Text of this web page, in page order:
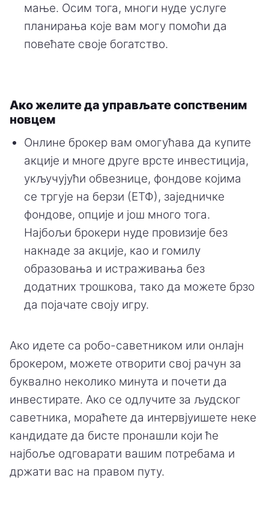
мање. Осим тога, многи нуде услуге
планирања које вам могу помоћи да
повећате своје богатство.
Ако желите да управљате сопственим
новцем
Онлине брокер вам омогућава да купите
акције и многе друге врсте инвестиција,
укључујући обвезнице, фондове којима
се тргује на берзи (ЕТФ), заједничке
фондове, опције и још много тога.
Најбољи брокери нуде провизије без
накнаде за акције, као и гомилу
образовања и истраживања без
додатних трошкова, тако да можете брзо
да појачате своју игру.
Ако идете са робо-саветником или онлајн
брокером, можете отворити свој рачун за
буквално неколико минута и почети да
инвестирате. Ако се одлучите за људског
саветника, мораћете да интервјуишете неке
кандидате да бисте пронашли који ће
најбоље одговарати вашим потребама и
држати вас на правом путу.